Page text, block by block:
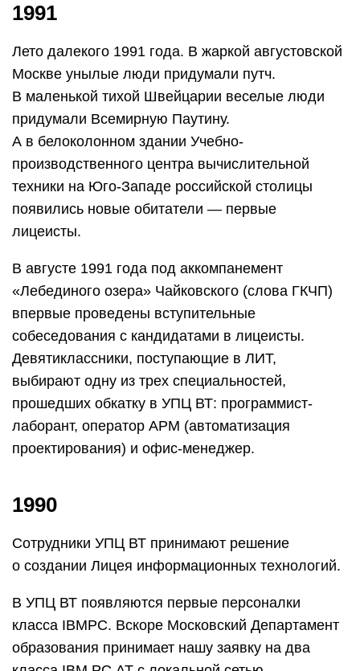
1991
Лето далекого 1991 года. В жаркой августовской
Москве унылые люди придумали путч.
В маленькой тихой Швейцарии веселые люди
придумали Всемирную Паутину.
А в белоколонном здании Учебно-
производственного центра вычислительной
техники на Юго-Западе российской столицы
появились новые обитатели — первые
лицеисты.
В августе 1991 года под аккомпанемент
«Лебединого озера» Чайковского (слова ГКЧП)
впервые проведены вступительные
собеседования с кандидатами в лицеисты.
Девятиклассники, поступающие в ЛИТ,
выбирают одну из трех специальностей,
прошедших обкатку в УПЦ ВТ: программист-
лаборант, оператор АРМ (автоматизация
проектирования) и офис-менеджер.
1990
Сотрудники УПЦ ВТ принимают решение
о создании Лицея информационных технологий.
В УПЦ ВТ появляются первые персоналки
класса IBMPC. Вскоре Московский Департамент
образования принимает нашу заявку на два